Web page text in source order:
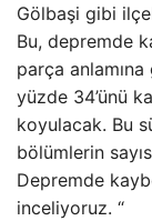
Gölbaşi gibi
Bu, depremde
parça
yüzde 34’ünü
koyulacak. Bu
bölümlerin
Depremde
inceliyoruz. “